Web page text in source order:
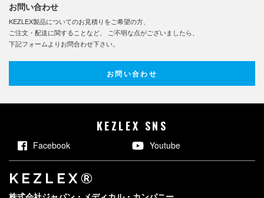
お問い合わせ
KEZLEX製品についてのお見積りをご希望の方、
ご注文・配送に関することなど、 ご不明な点がございましたら、
下記フォームよりお問合わせ下さい。
お問い合わせ
KEZLEX SNS
Facebook Youtube
KEZLEX®